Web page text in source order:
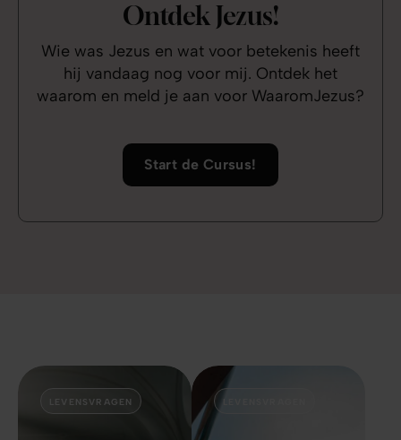
Ontdek Jezus!
Wie was Jezus en wat voor betekenis heeft
hij vandaag nog voor mij. Ontdek het
waarom en meld je aan voor WaaromJezus?
Start de Cursus!
LEVENSVRAGEN